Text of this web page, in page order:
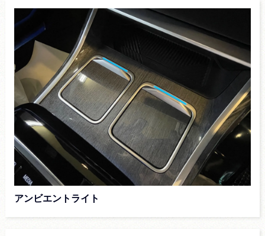
アンビエントライト